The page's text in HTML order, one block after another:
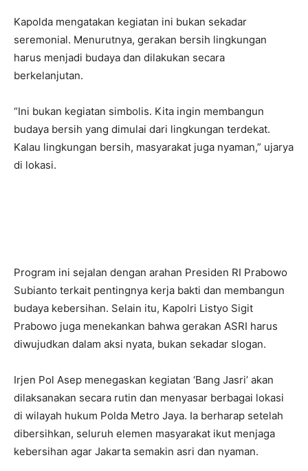
Kapolda mengatakan kegiatan ini bukan sekadar
seremonial. Menurutnya, gerakan bersih lingkungan
harus menjadi budaya dan dilakukan secara
berkelanjutan.
“Ini bukan kegiatan simbolis. Kita ingin membangun
budaya bersih yang dimulai dari lingkungan terdekat.
Kalau lingkungan bersih, masyarakat juga nyaman,” ujarya
di lokasi.
Program ini sejalan dengan arahan Presiden RI Prabowo
Subianto terkait pentingnya kerja bakti dan membangun
budaya kebersihan. Selain itu, Kapolri Listyo Sigit
Prabowo juga menekankan bahwa gerakan ASRI harus
diwujudkan dalam aksi nyata, bukan sekadar slogan.
Irjen Pol Asep menegaskan kegiatan ‘Bang Jasri’ akan
dilaksanakan secara rutin dan menyasar berbagai lokasi
di wilayah hukum Polda Metro Jaya. Ia berharap setelah
dibersihkan, seluruh elemen masyarakat ikut menjaga
kebersihan agar Jakarta semakin asri dan nyaman.